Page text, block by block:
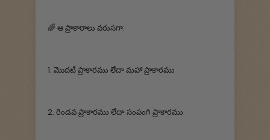
🌈 ఆ ప్రాకారాలు వరుసగా:
1. మొదటి ప్రాకారము లేదా మహా ప్రాకారము
2. రెండవ ప్రాకారము లేదా సంపంగి ప్రాకారము